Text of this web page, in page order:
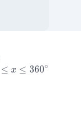
≤ x ≤ 360∘